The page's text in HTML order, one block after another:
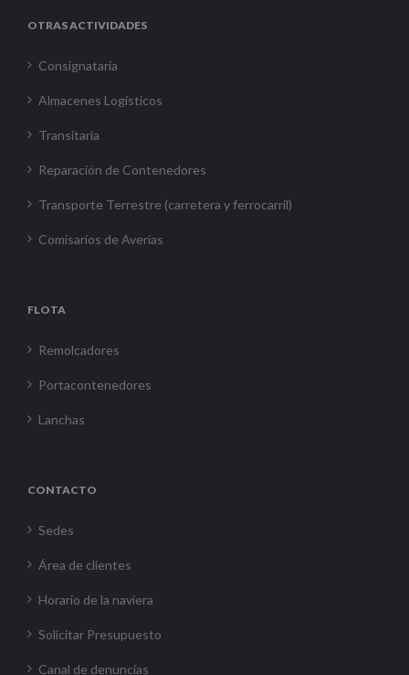
OTRAS ACTIVIDADES
Consignataria
Almacenes Logísticos
Transitaria
Reparación de Contenedores
Transporte Terrestre (carretera y ferrocarril)
Comisarios de Averías
FLOTA
Remolcadores
Portacontenedores
Lanchas
CONTACTO
Sedes
Área de clientes
Horario de la naviera
Solicitar Presupuesto
Canal de denuncias